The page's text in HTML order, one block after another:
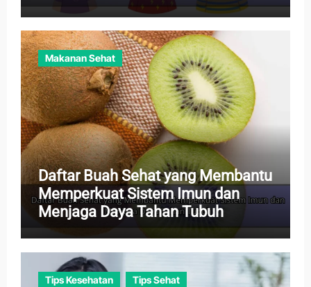
Makanan Sehat
Daftar Buah Sehat yang Membantu
Memperkuat Sistem Imun dan
Menjaga Daya Tahan Tubuh
Tips Kesehatan Tips Sehat